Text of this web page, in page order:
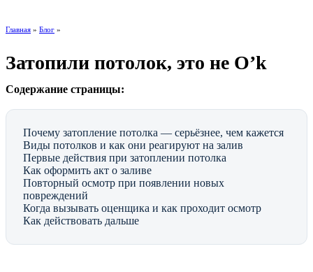
Главная » Блог »
Затопили потолок, это не O’k
Содержание страницы:
Почему затопление потолка — серьёзнее, чем кажется
Виды потолков и как они реагируют на залив
Первые действия при затоплении потолка
Как оформить акт о заливе
Повторный осмотр при появлении новых
повреждений
Когда вызывать оценщика и как проходит осмотр
Как действовать дальше